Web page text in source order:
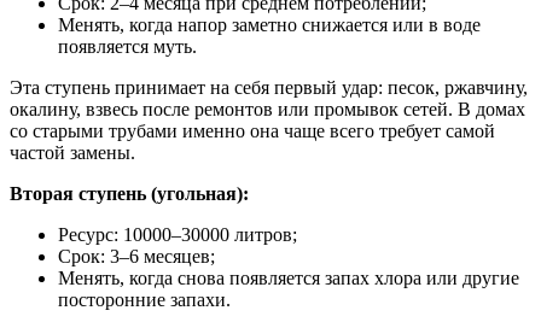
Менять, когда напор заметно снижается или в воде
появляется муть.
Эта ступень принимает на себя первый удар: песок, ржавчину,
окалину, взвесь после ремонтов или промывок сетей. В домах
со старыми трубами именно она чаще всего требует самой
частой замены.
Вторая ступень (угольная):
Ресурс: 10000–30000 литров;
Срок: 3–6 месяцев;
Менять, когда снова появляется запах хлора или другие
посторонние запахи.